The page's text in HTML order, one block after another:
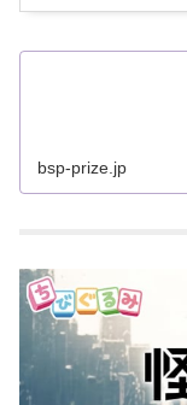
bsp-prize.jp